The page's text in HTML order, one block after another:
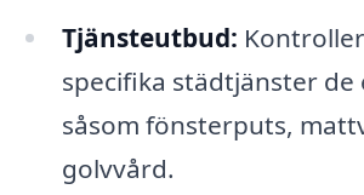
Tjänsteutbud:
specifika städtjänster de
såsom fönsterputs,
golvvård.